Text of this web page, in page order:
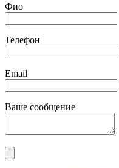
Фио
Телефон
Email
Ваше сообщение